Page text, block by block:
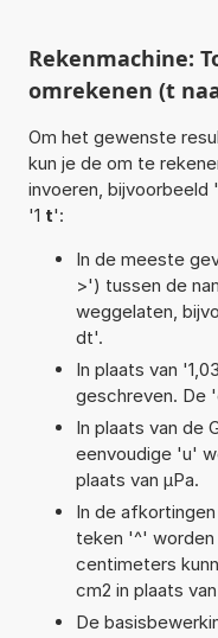
Rekenmachine:
omrekenen (t
Om het gewenste
kun je de om te
invoeren, bijvoorbeeld
'1 t':
In de meeste
>') tussen de
weggelaten,
dt'.
In plaats van
geschreven. De
In plaats van de
eenvoudige 'u'
plaats van µPa.
In de
teken '^'
centimeters
cm2 in plaats
De